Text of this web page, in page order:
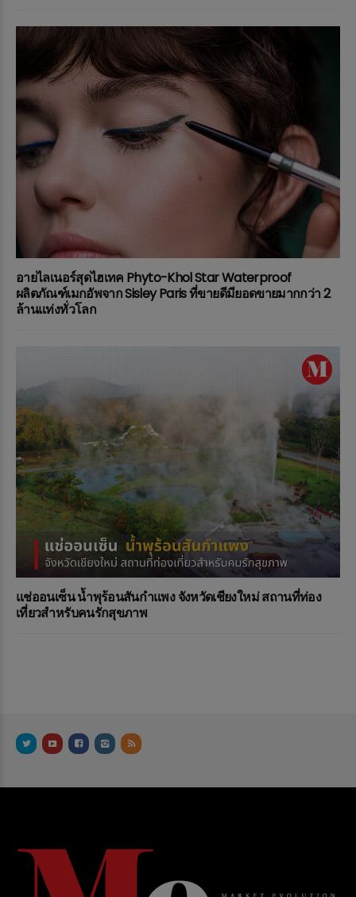
อายไลเนอร์สุดไฮเทค Phyto-Khol Star Waterproof
ผลิตภัณฑ์เมกอัพจาก Sisley Paris ที่ขายดีมียอดขายมากกว่า 2
ล้านแท่งทั่วโลก
แช่ออนเซ็น น้ำพุร้อนสันกำแพง จังหวัดเชียงใหม่ สถานที่ท่อง
เที่ยวสำหรับคนรักสุขภาพ